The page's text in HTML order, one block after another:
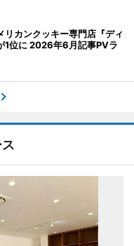
リカンクッキー専門店『ディ
1位に 2026年6月記事PVラ